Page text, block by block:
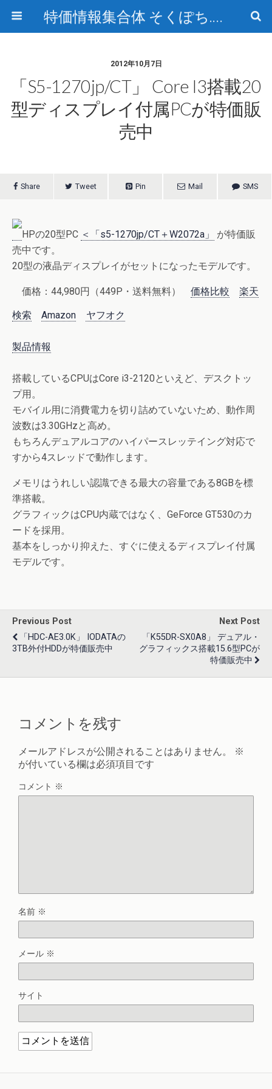
特価情報集合体 そくぽち.com
2012年10月7日
「s5-1270jp/CT」 Core I3搭載20
型ディスプレイ付属PCが特価販
売中
Share Tweet Pin Mail SMS
HPの20型PC ＜「s5-1270jp/CT＋W2072a」
が特価販
売中です。
20型の液晶ディスプレイがセットになったモデルです。
価格：44,980円（449P・送料無料） 価格比較 楽天
検索 Amazon ヤフオク
製品情報
搭載しているCPUはCore i3-2120といえど、デスクトッ
プ用。
モバイル用に消費電力を切り詰めていないため、動作周
波数は3.30GHzと高め。
もちろんデュアルコアのハイパースレッテイング対応で
すから4スレッドで動作します。
メモリはうれしい認識できる最大の容量である8GBを標
準搭載。
グラフィックはCPU内蔵ではなく、GeForce GT530のカ
ードを採用。
基本をしっかり抑えた、すぐに使えるディスプレイ付属
モデルです。
Previous Post
「HDC-AE3.0K」 IODATAの
3TB外付HDDが特価販売中
Next Post
「K55DR-SX0A8」 デュアル・
グラフィックス搭載15.6型PCが
特価販売中
コメントを残す
メールアドレスが公開されることはありません。
※
が付いている欄は必須項目です
コメント ※
名前 ※
メール ※
サイト